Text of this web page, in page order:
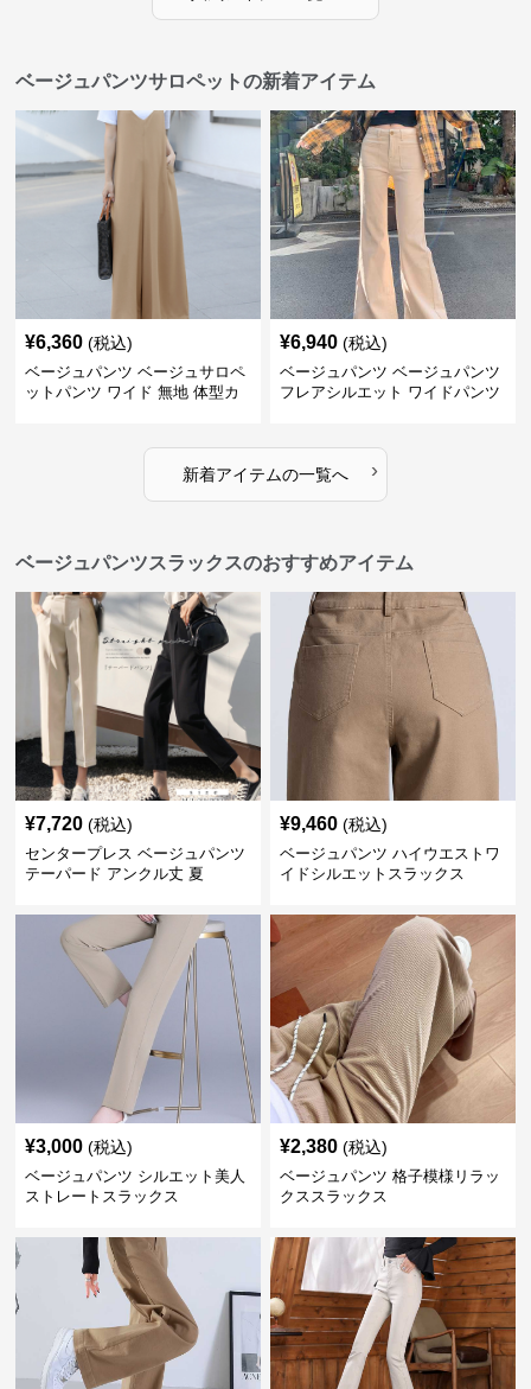
ベージュパンツサロペットの新着アイテム
¥6,360 (税込)
ベージュパンツ ベージュサロペ
ットパンツ ワイド 無地 体型カ
¥6,940 (税込)
ベージュパンツ ベージュパンツ
フレアシルエット ワイドパンツ
新着アイテムの一覧へ ›
ベージュパンツスラックスのおすすめアイテム
¥7,720 (税込)
センタープレス ベージュパンツ
テーパード アンクル丈 夏
¥9,460 (税込)
ベージュパンツ ハイウエストワ
イドシルエットスラックス
¥3,000 (税込)
ベージュパンツ シルエット美人
ストレートスラックス
¥2,380 (税込)
ベージュパンツ 格子模様リラッ
クススラックス